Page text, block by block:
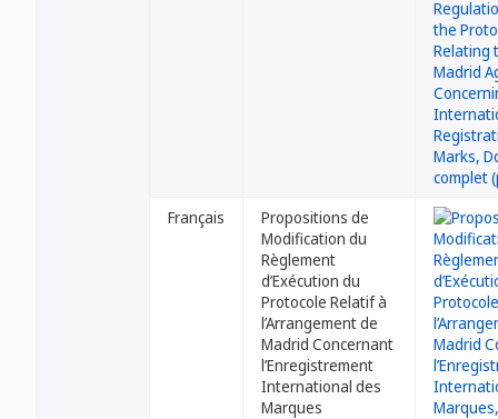
Français
Propositions de
Modification du
Règlement
d’Exécution du
Protocole Relatif à
l’Arrangement de
Madrid Concernant
l’Enregistrement
International des
Marques